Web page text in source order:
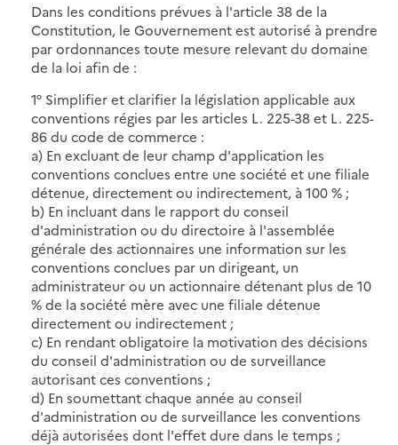
Dans les conditions prévues à l'article 38 de la
Constitution, le Gouvernement est autorisé à prendre
par ordonnances toute mesure relevant du domaine
de la loi afin de :
1° Simplifier et clarifier la législation applicable aux
conventions régies par les articles L. 225-38 et L. 225-
86 du code de commerce :
a) En excluant de leur champ d'application les
conventions conclues entre une société et une filiale
détenue, directement ou indirectement, à 100 % ;
b) En incluant dans le rapport du conseil
d'administration ou du directoire à l'assemblée
générale des actionnaires une information sur les
conventions conclues par un dirigeant, un
administrateur ou un actionnaire détenant plus de 10
% de la société mère avec une filiale détenue
directement ou indirectement ;
c) En rendant obligatoire la motivation des décisions
du conseil d'administration ou de surveillance
autorisant ces conventions ;
d) En soumettant chaque année au conseil
d'administration ou de surveillance les conventions
déjà autorisées dont l'effet dure dans le temps ;